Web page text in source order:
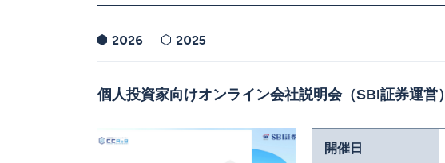
2026 2025
個人投資家向けオンライン会社説明会（SBI証券運営）
開催日